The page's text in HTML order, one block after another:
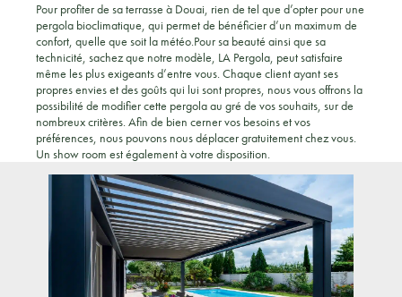
Pour profiter de sa terrasse à Douai, rien de tel que d’opter pour une
pergola bioclimatique, qui permet de bénéficier d’un maximum de
confort, quelle que soit la météo.Pour sa beauté ainsi que sa
technicité, sachez que notre modèle, LA Pergola, peut satisfaire
même les plus exigeants d’entre vous. Chaque client ayant ses
propres envies et des goûts qui lui sont propres, nous vous offrons la
possibilité de modifier cette pergola au gré de vos souhaits, sur de
nombreux critères. Afin de bien cerner vos besoins et vos
préférences, nous pouvons nous déplacer gratuitement chez vous.
Un show room est également à votre disposition.